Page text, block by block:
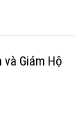
và Giám Hộ